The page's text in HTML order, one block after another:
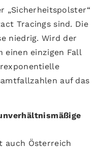
„Sicherheitspolster“
Tracings sind. Die
niedrig. Wird der
einen einzigen Fall
auf das
auch Österreich